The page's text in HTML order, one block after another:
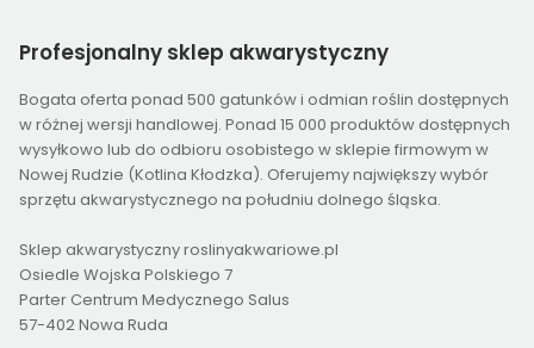
Profesjonalny sklep akwarystyczny
Bogata oferta ponad 500 gatunków i odmian roślin dostępnych
w różnej wersji handlowej. Ponad 15 000 produktów dostępnych
wysyłkowo lub do odbioru osobistego w sklepie firmowym w
Nowej Rudzie (Kotlina Kłodzka). Oferujemy największy wybór
sprzętu akwarystycznego na południu dolnego śląska.
Sklep akwarystyczny roslinyakwariowe.pl
Osiedle Wojska Polskiego 7
Parter Centrum Medycznego Salus
57-402 Nowa Ruda